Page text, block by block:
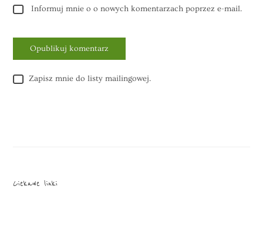
Informuj mnie o o nowych komentarzach poprzez e-mail.
Zapisz mnie do listy mailingowej.
Ciekawe linki